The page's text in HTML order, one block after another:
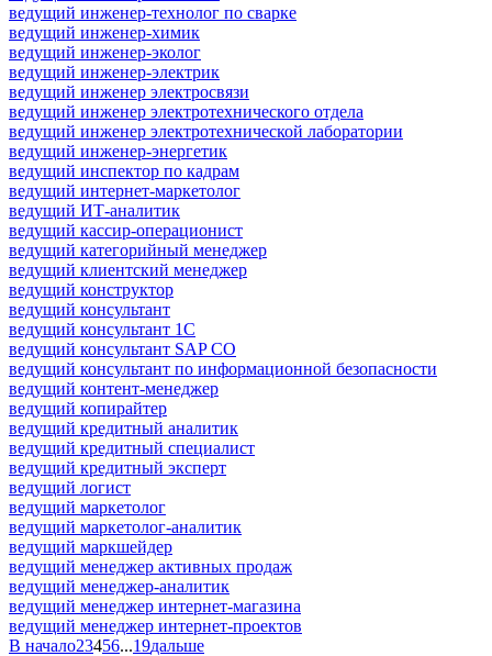
ведущий инженер-технолог по сварке
ведущий инженер-химик
ведущий инженер-эколог
ведущий инженер-электрик
ведущий инженер электросвязи
ведущий инженер электротехнического отдела
ведущий инженер электротехнической лаборатории
ведущий инженер-энергетик
ведущий инспектор по кадрам
ведущий интернет-маркетолог
ведущий ИТ-аналитик
ведущий кассир-операционист
ведущий категорийный менеджер
ведущий клиентский менеджер
ведущий конструктор
ведущий консультант
ведущий консультант 1С
ведущий консультант SAP CO
ведущий консультант по информационной безопасности
ведущий контент-менеджер
ведущий копирайтер
ведущий кредитный аналитик
ведущий кредитный специалист
ведущий кредитный эксперт
ведущий логист
ведущий маркетолог
ведущий маркетолог-аналитик
ведущий маркшейдер
ведущий менеджер активных продаж
ведущий менеджер-аналитик
ведущий менеджер интернет-магазина
ведущий менеджер интернет-проектов
В начало23456...19дальше